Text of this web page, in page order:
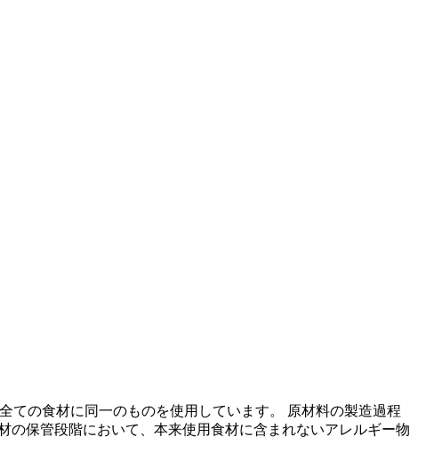
ての食材に同一のものを使用しています。 原材料の製造過程
保管段階において、本来使用食材に含まれないアレルギー物